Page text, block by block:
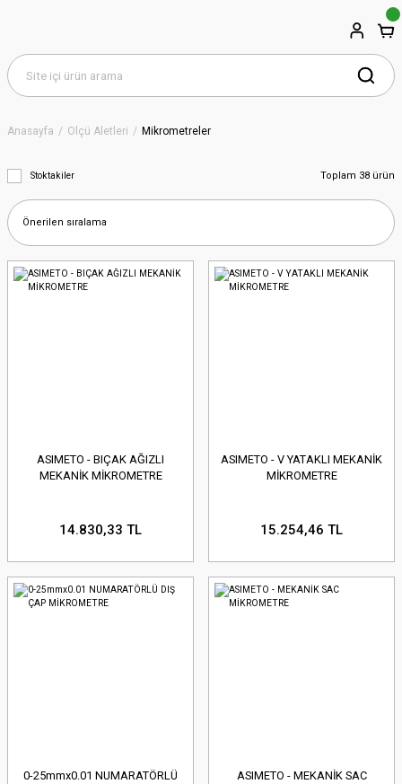
Anasayfa Ölçü Aletleri Mikrometreler
Stoktakiler Toplam 38 ürün
ASIMETO - BIÇAK AĞIZLI
MEKANİK MİKROMETRE
14.830,33 TL
ASIMETO - V YATAKLI MEKANİK
MİKROMETRE
15.254,46 TL
0-25mmx0.01 NUMARATÖRLÜ
ASIMETO - MEKANİK SAC